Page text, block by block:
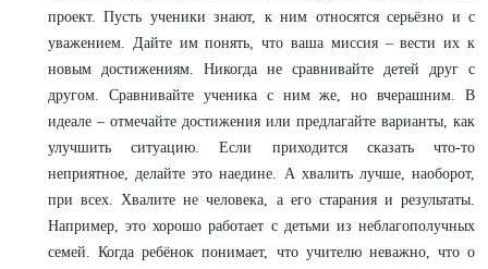
проект. Пусть ученики знают, к ним относятся серьёзно и с
уважением. Дайте им понять, что ваша миссия – вести их к
новым достижениям. Никогда не сравнивайте детей друг с
другом. Сравнивайте ученика с ним же, но вчерашним. В
идеале – отмечайте достижения или предлагайте варианты, как
улучшить ситуацию. Если приходится сказать что-то
неприятное, делайте это наедине. А хвалить лучше, наоборот,
при всех. Хвалите не человека, а его старания и результаты.
Например, это хорошо работает с детьми из неблагополучных
семей. Когда ребёнок понимает, что учителю неважно, что о